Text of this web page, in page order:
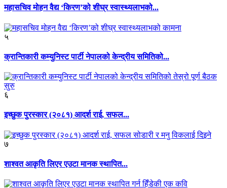
महासचिव मोहन वैद्य ‘किरण’को शीघ्र स्वास्थ्यलाभको...
५
क्रान्तिकारी कम्युनिस्ट पार्टी नेपालको केन्द्रीय समितिको...
६
इच्छुक पुरस्कार (२०८१) आदर्श राई, सफल...
७
शाश्वत आकृति लिएर एउटा मानक स्थापित...